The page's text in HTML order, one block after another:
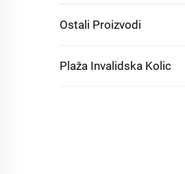
Ostali Proizvodi
Plaža Invalidska Kolic